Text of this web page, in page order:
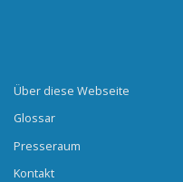
Über diese Webseite
Glossar
Presseraum
Kontakt